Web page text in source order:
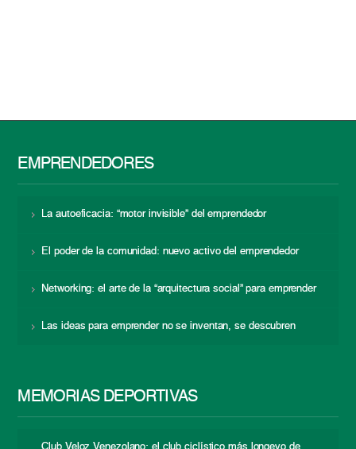
EMPRENDEDORES
La autoeficacia: “motor invisible” del emprendedor
El poder de la comunidad: nuevo activo del emprendedor
Networking: el arte de la “arquitectura social” para emprender
Las ideas para emprender no se inventan, se descubren
MEMORIAS DEPORTIVAS